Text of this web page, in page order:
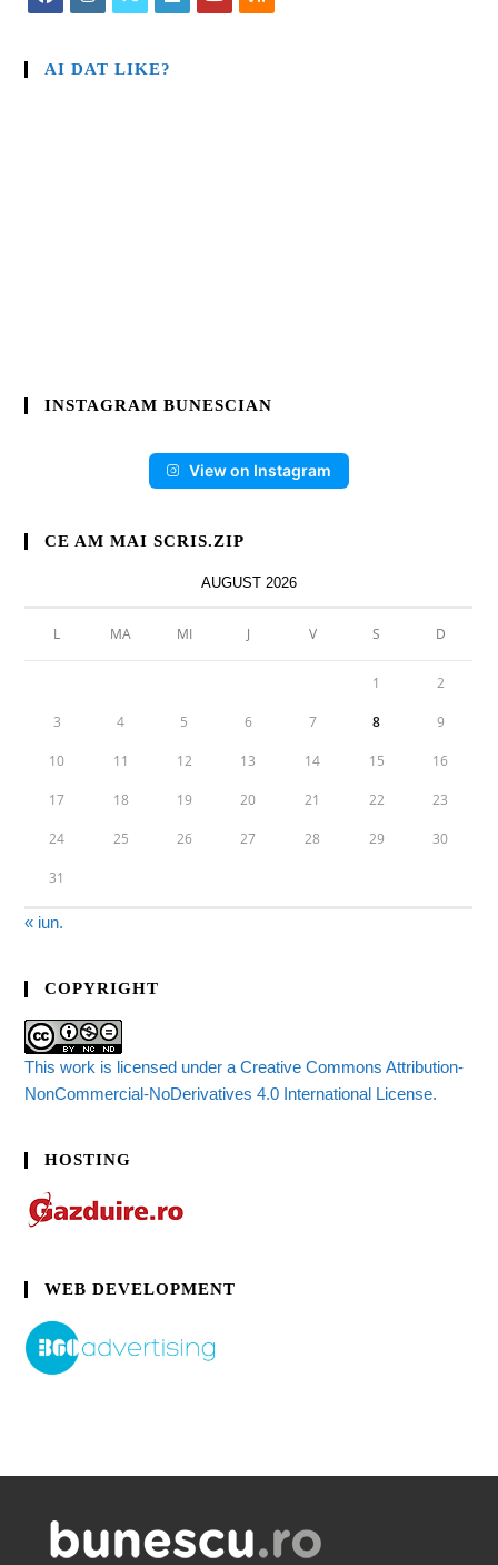
AI DAT LIKE?
INSTAGRAM BUNESCIAN
View on Instagram
CE AM MAI SCRIS.ZIP
AUGUST 2026
L MA MI J V S D
1 2
3 4 5 6 7 8 9
10 11 12 13 14 15 16
17 18 19 20 21 22 23
24 25 26 27 28 29 30
31
« iun.
COPYRIGHT
This work is licensed under a Creative Commons Attribution-
NonCommercial-NoDerivatives 4.0 International License.
HOSTING
WEB DEVELOPMENT